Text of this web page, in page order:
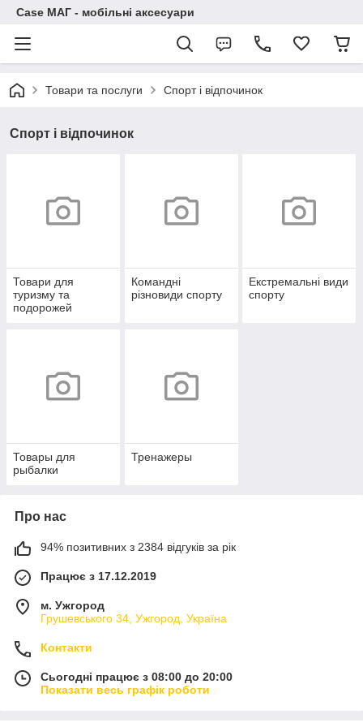
Case МАГ - мобільні аксесуари
Товари та послуги Спорт і відпочинок
Спорт і відпочинок
Товари для
туризму та
подорожей
Командні
різновиди спорту
Екстремальні види
спорту
Товары для
рыбалки
Тренажеры
Про нас
94% позитивних з 2384 відгуків за рік
Працює з 17.12.2019
м. Ужгород
Грушевського 34, Ужгород, Україна
Контакти
Сьогодні працює з 08:00 до 20:00
Показати весь графік роботи